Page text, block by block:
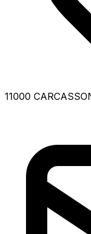
11000